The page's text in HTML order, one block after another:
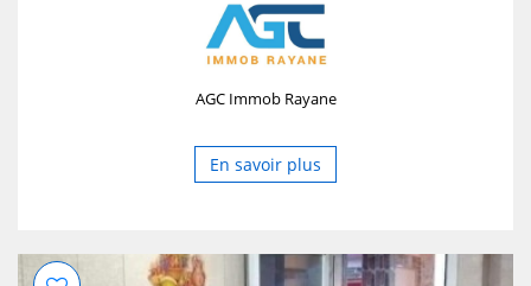
AGC Immob Rayane
En savoir plus